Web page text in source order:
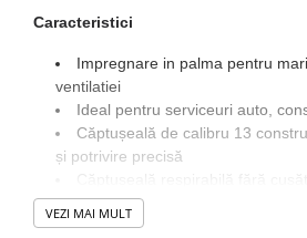
Caracteristici
Impregnare in palma pentru
ventilatiei
Ideal pentru serviceuri auto,
Căptușeală de calibru 13
și potrivire precisă
Construcție cu scame reduse
minimă
VEZI MAI MULT